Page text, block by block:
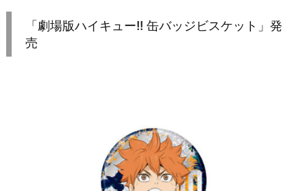
「劇場版ハイキュー!! 缶バッジビスケット」発
売